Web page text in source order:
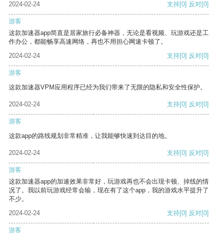
2024-02-24 支持[0] 反对[0]
游客
这款加速器app简直是居家旅行必备神器，无论是看视频、玩游戏还是工
作办公，都能畅享高速网络，再也不用担心网速卡顿了。
2024-02-24
支持[0] 反对[0]
游客
这款加速器VPM应用程序已经为我们带来了无限的隐私和安全性保护。
2024-02-24 支持[0] 反对[0]
游客
这款app的路线规划非常精准，让我能够快速到达目的地。
2024-02-24 支持[0] 反对[0]
游客
这款加速器app的加速效果非常好，玩游戏再也不会出现卡顿、掉线的情
况了。我以前玩游戏经常会输，现在有了这个app，我的游戏水平提升了
不少。
2024-02-24
支持[0] 反对[0]
游客